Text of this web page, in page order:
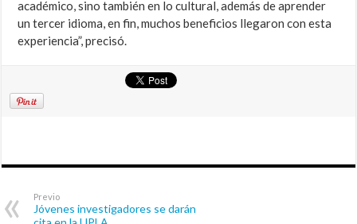
académico, sino también en lo cultural, además de aprender
un tercer idioma, en fin, muchos beneficios llegaron con esta
experiencia”, precisó.
Previo
Jóvenes investigadores se darán